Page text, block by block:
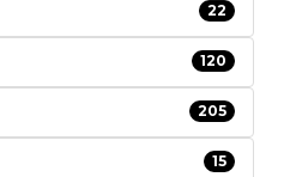
22
120
205
15